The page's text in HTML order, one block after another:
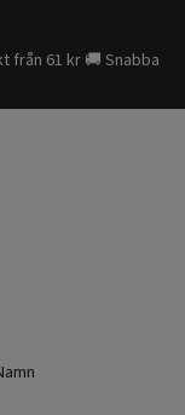
61 kr 🚚 Snabba